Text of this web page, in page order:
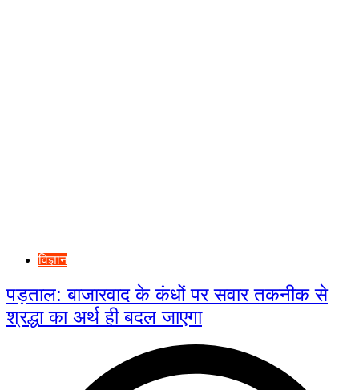
विज्ञान
पड़ताल: बाजारवाद के कंधों पर सवार तकनीक से
श्रद्धा का अर्थ ही बदल जाएगा